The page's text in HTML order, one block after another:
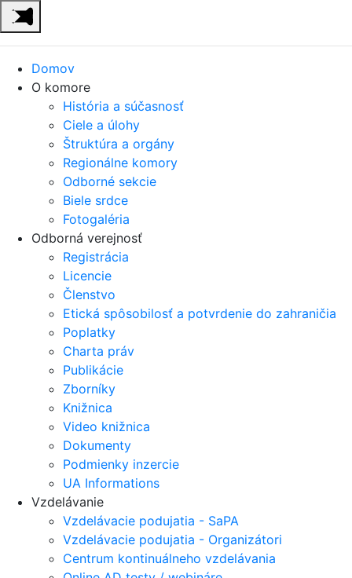
Domov
O komore
História a súčasnosť
Ciele a úlohy
Štruktúra a orgány
Regionálne komory
Odborné sekcie
Biele srdce
Fotogaléria
Odborná verejnosť
Registrácia
Licencie
Členstvo
Etická spôsobilosť a potvrdenie do zahraničia
Poplatky
Charta práv
Publikácie
Zborníky
Knižnica
Video knižnica
Dokumenty
Podmienky inzercie
UA Informations
Vzdelávanie
Vzdelávacie podujatia - SaPA
Vzdelávacie podujatia - Organizátori
Centrum kontinuálneho vzdelávania